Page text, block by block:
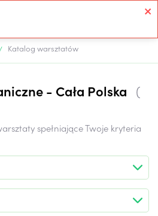
Katalog warsztatów
- Cała Polska (
spełniające Twoje kryteria